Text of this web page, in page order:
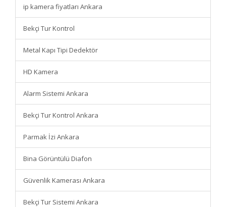
ip kamera fiyatları Ankara
Bekçi Tur Kontrol
Metal Kapı Tipi Dedektör
HD Kamera
Alarm Sistemi Ankara
Bekçi Tur Kontrol Ankara
Parmak İzi Ankara
Bina Görüntülü Diafon
Güvenlik Kamerası Ankara
Bekçi Tur Sistemi Ankara